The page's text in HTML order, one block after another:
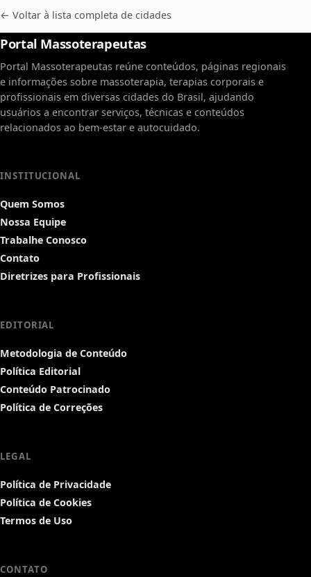
← Voltar à lista completa de cidades
Portal Massoterapeutas
Portal Massoterapeutas reúne conteúdos, páginas regionais
e informações sobre massoterapia, terapias corporais e
profissionais em diversas cidades do Brasil, ajudando
usuários a encontrar serviços, técnicas e conteúdos
relacionados ao bem-estar e autocuidado.
INSTITUCIONAL
Quem Somos
Nossa Equipe
Trabalhe Conosco
Contato
Diretrizes para Profissionais
EDITORIAL
Metodologia de Conteúdo
Política Editorial
Conteúdo Patrocinado
Política de Correções
LEGAL
Política de Privacidade
Política de Cookies
Termos de Uso
CONTATO